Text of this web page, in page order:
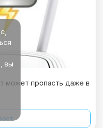
может пропасть даже в
вы